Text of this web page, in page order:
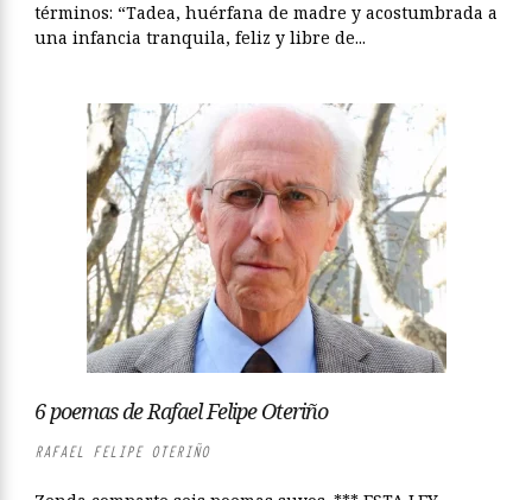
términos: “Tadea, huérfana de madre y acostumbrada a
una infancia tranquila, feliz y libre de...
6 poemas de Rafael Felipe Oteriño
RAFAEL FELIPE OTERIÑO